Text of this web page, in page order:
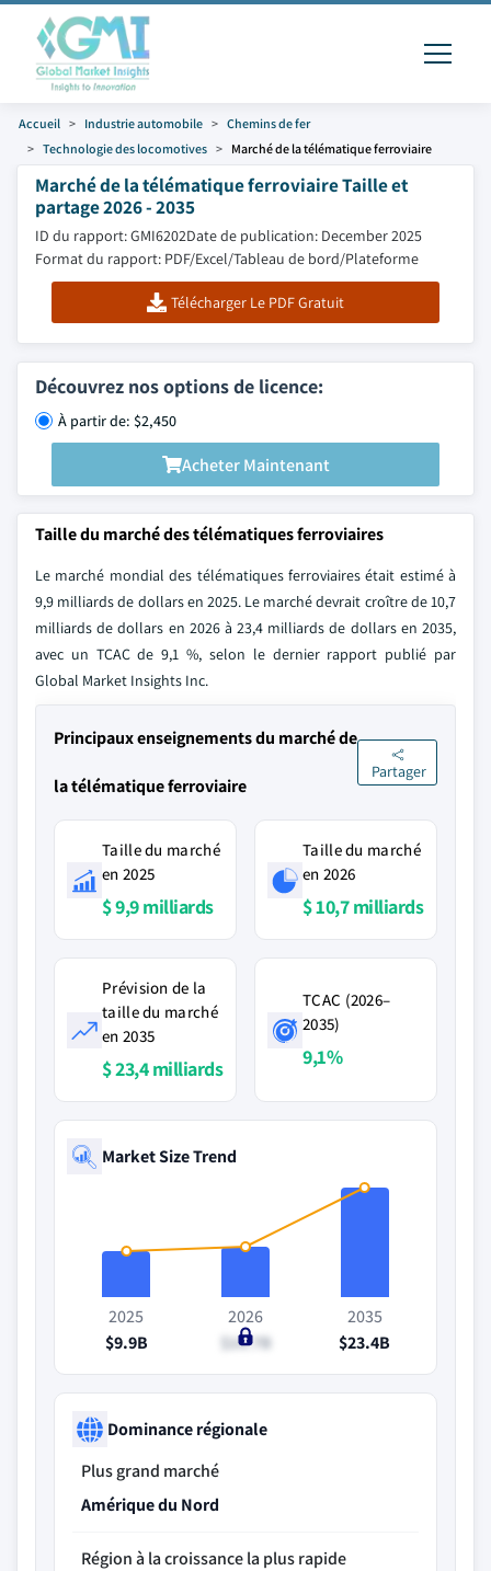
Accueil Industrie automobile
Chemins de fer
Technologie des locomotives
Marché de la télématique ferroviaire
Marché de la télématique ferroviaire Taille et
partage 2026 - 2035
ID du rapport: GMI6202Date de publication: December 2025
Format du rapport: PDF/Excel/Tableau de bord/Plateforme
Télécharger Le PDF Gratuit
Découvrez nos options de licence:
À partir de: $2,450
Acheter Maintenant
Taille du marché des télématiques ferroviaires
Le marché mondial des télématiques ferroviaires était estimé à
9,9 milliards de dollars en 2025. Le marché devrait croître de 10,7
milliards de dollars en 2026 à 23,4 milliards de dollars en 2035,
avec un TCAC de 9,1 %, selon le dernier rapport publié par
Global Market Insights Inc.
Principaux enseignements du marché de
la télématique ferroviaire
Partager
Taille du marché
en 2025
$ 9,9 milliards
Taille du marché
en 2026
$ 10,7 milliards
Prévision de la
taille du marché
en 2035
$ 23,4 milliards
TCAC (2026–
2035)
9,1%
Market Size Trend
2025
$9.9B
2026
$10.7B
2035
$23.4B
Dominance régionale
Plus grand marché
Amérique du Nord
Région à la croissance la plus rapide